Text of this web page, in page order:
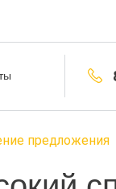
предложения